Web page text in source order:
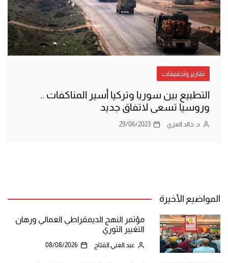
تقارير وتحقيقات
التطبيع بين سوريا وتركيا أسير المناكفات ..
وروسيا تسعى لاتفاق جديد
د. خالد العزي 29/06/2023
المواضيع الأخيرة
مؤتمر النهج الديمقراطي العمالي ورهان
التغيير الثوري
عبد الغني القبّاج 08/08/2026